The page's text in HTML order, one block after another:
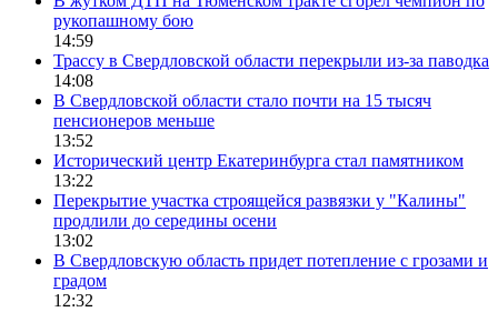
рукопашному бою
14:59
Трассу в Свердловской области перекрыли из-за паводка
14:08
В Свердловской области стало почти на 15 тысяч
пенсионеров меньше
13:52
Исторический центр Екатеринбурга стал памятником
13:22
Перекрытие участка строящейся развязки у "Калины"
продлили до середины осени
13:02
В Свердловскую область придет потепление с грозами и
градом
12:32